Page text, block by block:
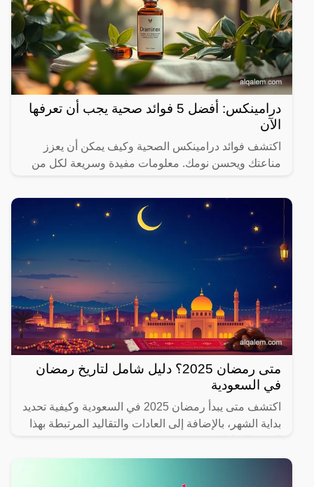
درامينكس: أفضل 5 فوائد صحية يجب أن تعرفها
الآن
اكتشف فوائد درامينكس الصحية وكيف يمكن أن يعزز
مناعتك ويحسن نومك. معلومات مفيدة وسريعة لكل من
متى رمضان 2025؟ دليل شامل لتاريخ رمضان
في السعودية
اكتشف متى يبدأ رمضان 2025 في السعودية وكيفية تحديد
بداية الشهر، بالإضافة إلى العادات والتقاليد المرتبطة بهذا